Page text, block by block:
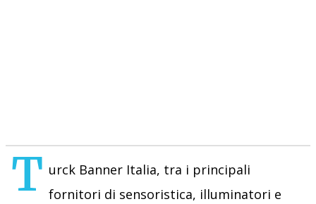
T urck Banner Italia, tra i principali
fornitori di sensoristica, illuminatori e